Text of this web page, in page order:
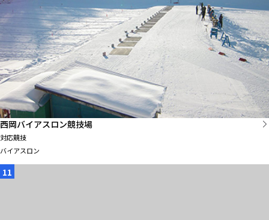
西岡バイアスロン競技場
対応競技
バイアスロン
11